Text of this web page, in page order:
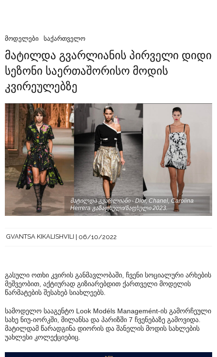
ᲛᲝᲓᲔᲚᲔᲑᲘ ᲡᲐᲥᲐᲠᲗᲕᲔᲚᲝ
მატილდა გვარლიანის პირველი დიდი
სეზონი საერთაშორისო მოდის
კვირეულებზე
მატილდა გვარლიანი - Dior, Chanel, Carolina
Herrera გაზაფხული/ზაფხული 2023.
GVANTSA KIKALISHVILI 06/10/2022
გასული ოთხი კვირის განმავლობაში, ჩვენი სოციალური არხების
მეშვეობით, აქტიურად გიზიარებდით ქართველი მოდელის
წარმატების შესახებ სიახლეებს.
სამოდელო სააგენტო Look Modéls Managemént-ის გამორჩეული
სახე ნიუ-იორკში, მილანსა და პარიზში 7 ჩვენებაზე გამოვიდა.
მატილდამ წარადგინა დიორის და შანელის მოდის სახლების
უახლესი კოლექციებიც.